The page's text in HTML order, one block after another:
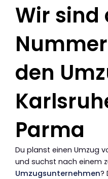
Wir sind
den
Parma
Du planst einen Umzug
und suchst nach einem
Umzugsunternehmen?